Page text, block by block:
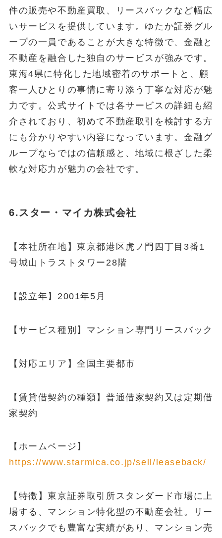
件の販売や不動産買取、リースバックなど幅広
いサービスを提供しています。ゆたか証券グル
ープの一員であることが大きな特徴で、金融と
不動産を融合した独自のサービスが強みです。
東海4県に特化した地域密着のサポートと、顧
客一人ひとりの事情に寄り添う丁寧な対応が魅
力です。公式サイトでは各サービスの詳細も紹
介されており、初めて不動産取引を検討する方
にも分かりやすい内容になっています。金融グ
ループならではの信頼感と、地域に根ざした柔
軟な対応力が魅力の会社です。
6.スター・マイカ株式会社
【本社所在地】東京都港区虎ノ門四丁目3番1
号城山トラストタワー28階
【設立年】2001年5月
【サービス種別】マンション専門リースバック
【対応エリア】全国主要都市
【賃貸借契約の種類】普通借家契約又は定期借
家契約
【ホームページ】
https://www.starmica.co.jp/sell/leaseback/
【特徴】東京証券取引所スタンダード市場に上
場する、マンション特化型の不動産会社。リー
スバックでも豊富な実績があり、マンション売